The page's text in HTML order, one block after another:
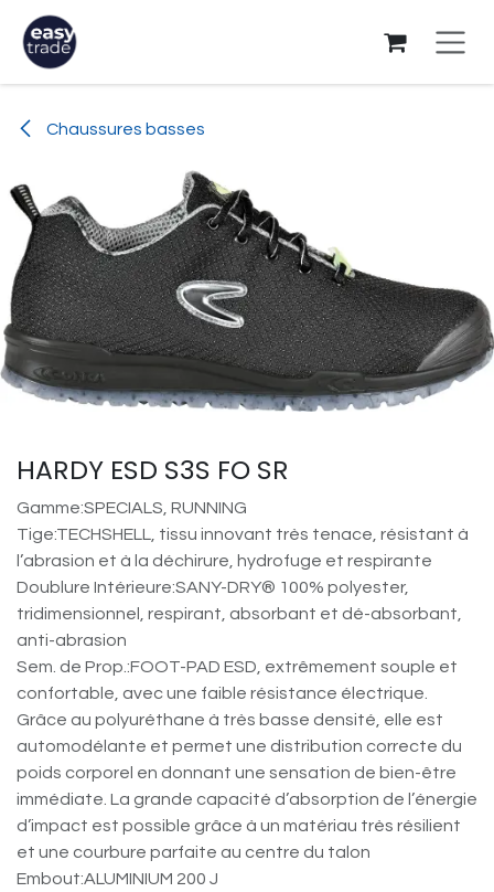
Se rendre au contenu
Chaussures basses
HARDY ESD S3S FO SR
Gamme:SPECIALS, RUNNING
Tige:TECHSHELL, tissu innovant très tenace, résistant à
l’abrasion et à la déchirure, hydrofuge et respirante
Doublure Intérieure:SANY-DRY® 100% polyester,
tridimensionnel, respirant, absorbant et dé-absorbant,
anti-abrasion
Sem. de Prop.:FOOT-PAD ESD, extrêmement souple et
confortable, avec une faible résistance électrique.
Grâce au polyuréthane à très basse densité, elle est
automodélante et permet une distribution correcte du
poids corporel en donnant une sensation de bien-être
immédiate. La grande capacité d’absorption de l’énergie
d’impact est possible grâce à un matériau très résilient
et une courbure parfaite au centre du talon
Embout:ALUMINIUM 200 J